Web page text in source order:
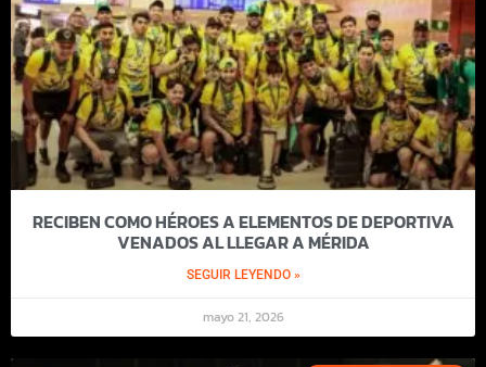
RECIBEN COMO HÉROES A ELEMENTOS DE DEPORTIVA
VENADOS AL LLEGAR A MÉRIDA
SEGUIR LEYENDO »
mayo 21, 2026